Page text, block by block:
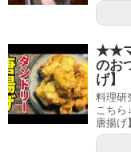
★★マ
のお
げ】
料理研
こち
唐揚げ